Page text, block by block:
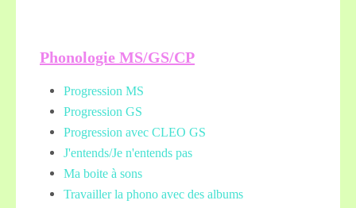
Phonologie MS/GS/CP
Progression MS
Progression GS
Progression avec CLEO GS
J'entends/Je n'entends pas
Ma boite à sons
Travailler la phono avec des albums